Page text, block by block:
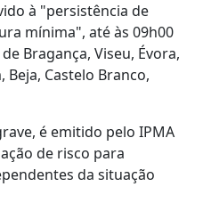
à "persistência de
mínima", até às 09h00
Bragança, Viseu, Évora,
Beja, Castelo Branco,
é emitido pelo IPMA
de risco para
da situação